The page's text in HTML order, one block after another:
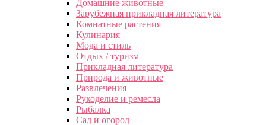
Домашние животные
Зарубежная прикладная литература
Комнатные растения
Кулинария
Мода и стиль
Отдых / туризм
Прикладная литература
Природа и животные
Развлечения
Рукоделие и ремесла
Рыбалка
Сад и огород